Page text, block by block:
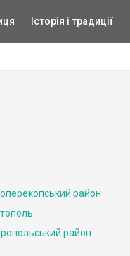
Історія і традиції
район
район